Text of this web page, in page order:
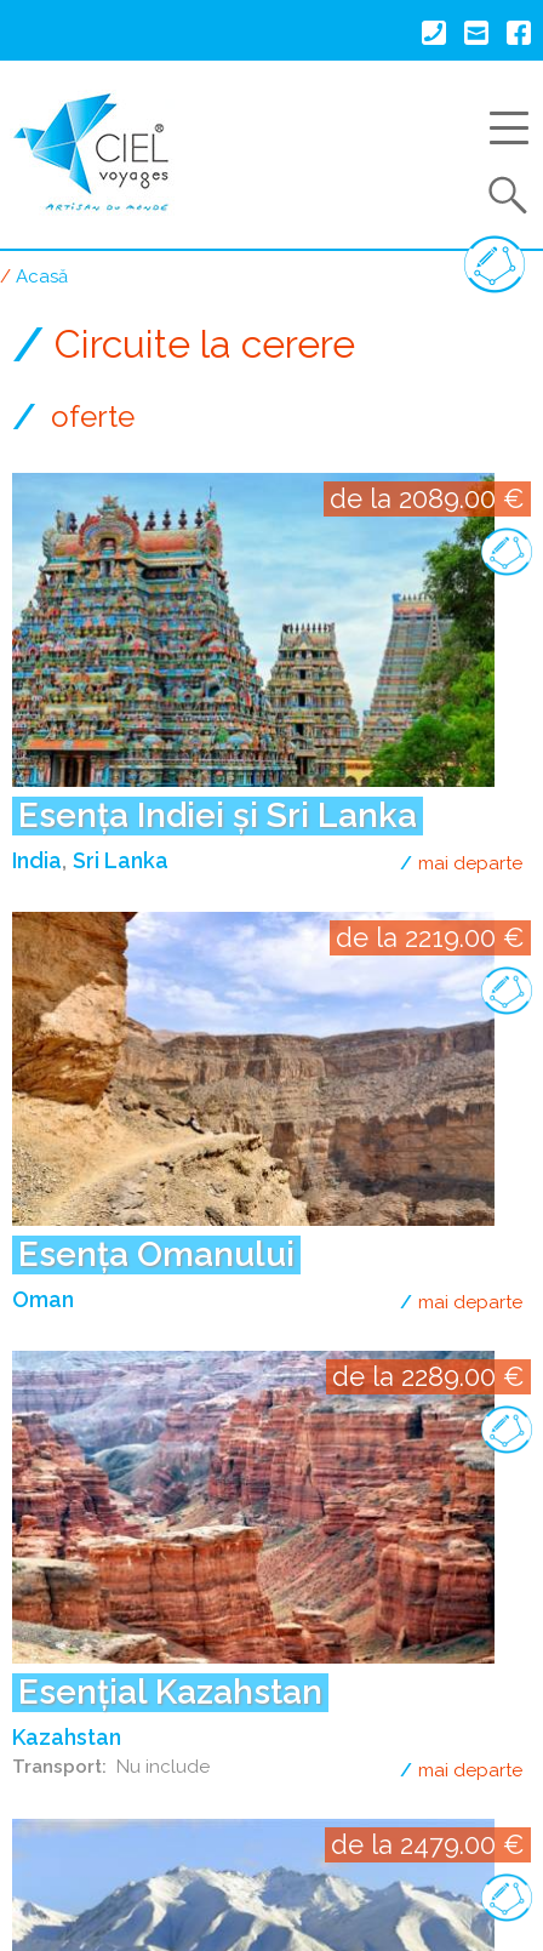
conţinutul
Acasă
Circuite la cerere
oferte
Esența Indiei și Sri Lanka
India Sri Lanka
de la 2089.00 €
mai departe
Esența Omanului
Oman
de la 2219.00 €
mai departe
Esențial Kazahstan
Kazahstan
Transport Nu include
de la 2289.00 €
mai departe
de la 2479.00 €